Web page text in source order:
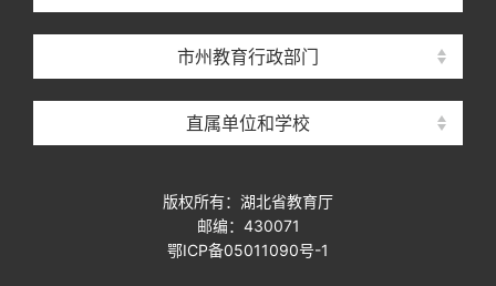
市州教育行政部门
直属单位和学校
版权所有：湖北省教育厅
邮编：430071
鄂ICP备05011090号-1